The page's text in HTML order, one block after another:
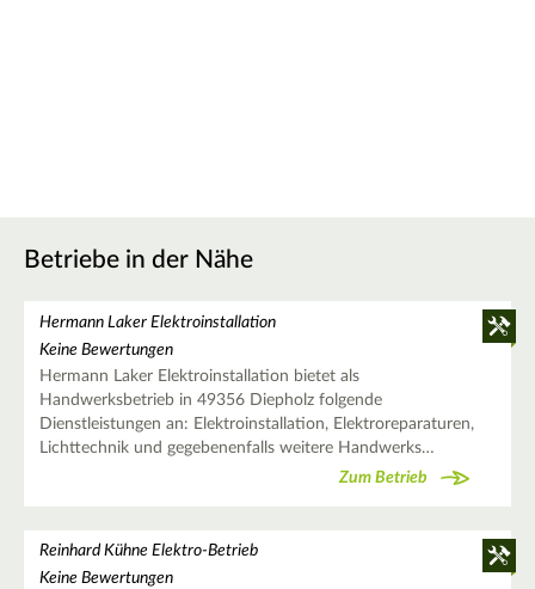
Betriebe in der Nähe
Hermann Laker Elektroinstallation
Keine Bewertungen
Hermann Laker Elektroinstallation bietet als
Handwerksbetrieb in 49356 Diepholz folgende
Dienstleistungen an: Elektroinstallation, Elektroreparaturen,
Lichttechnik und gegebenenfalls weitere Handwerks…
Zum Betrieb
Reinhard Kühne Elektro-Betrieb
Keine Bewertungen